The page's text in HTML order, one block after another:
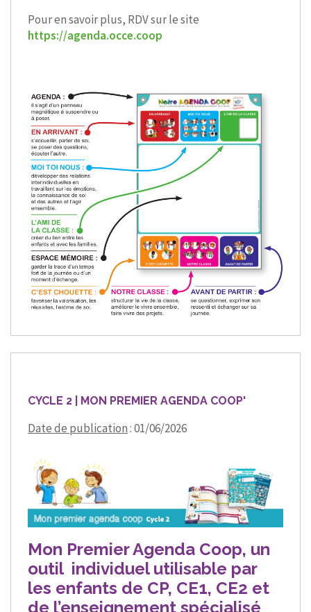
Pour en savoir plus, RDV sur le site
https://agenda.occe.coop
CYCLE 2 | MON PREMIER AGENDA COOP'
Date de publication: 01/06/2026
Mon Premier Agenda Coop, un
outil individuel utilisable par
les enfants de CP, CE1, CE2 et
de l’enseignement spécialisé